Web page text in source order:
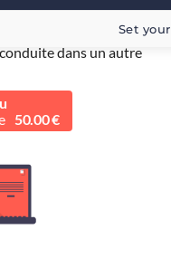
auprès de mon
de ma formation. Je
dans un autre
50.00 €
Set